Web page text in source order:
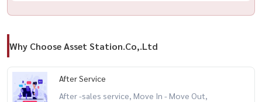
Why Choose Asset Station.Co,.Ltd
After Service
After -sales service, Move In - Move Out,